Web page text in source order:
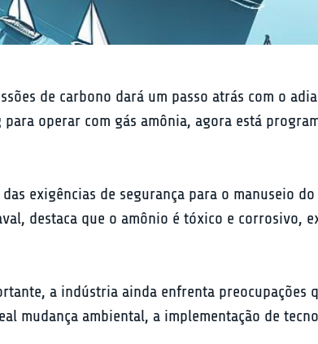
de carbono dará um passo atrás com o
operar com gás amônia, agora está
exigências de segurança para o manuseio
destaca que o amônio é tóxico e corrosivo,
a indústria ainda enfrenta
mudança ambiental, a implementação de